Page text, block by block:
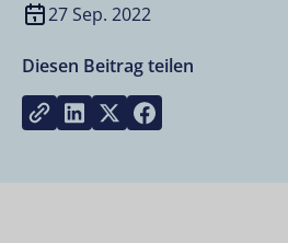
27 Sep. 2022
Diesen Beitrag teilen
Copy linkShare on LinkedIn
Share on Twitter